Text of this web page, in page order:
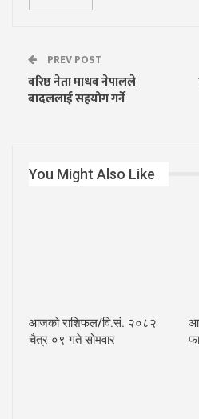
PREV POST
वरिष्ठ नेता माधव नेपालले
बादललाई सहयोग गर्ने
You Might Also Like
आजको राशिफल/वि.सं. २०८२
चैत्र ०९ गते सोमवार